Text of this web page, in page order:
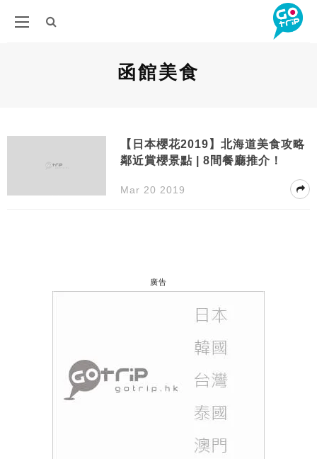
函館美食
【日本櫻花2019】北海道美食攻略
鄰近賞櫻景點 | 8間餐廳推介！
Mar 20 2019
廣告